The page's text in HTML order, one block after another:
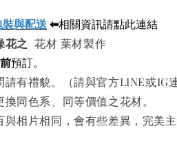
裝與配送⬅相關資訊請點此連結
花之 花材 葉材製作
預訂。
請有禮貌。（請與官方LINE或IG
同色系、同等價值之花材。
與相片相同，會有些差異，完美